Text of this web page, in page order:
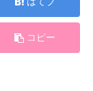
コピー